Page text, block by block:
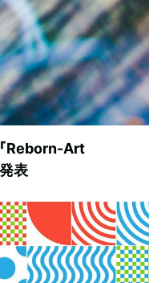
Reborn-Art
表